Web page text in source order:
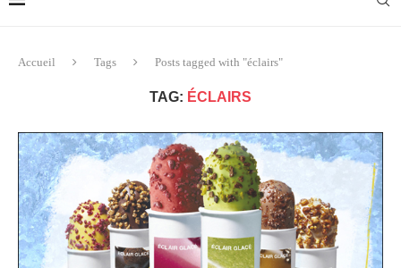
Accueil Tags Posts tagged with "éclairs"
TAG: ÉCLAIRS